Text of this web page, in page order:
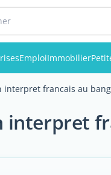
EmploiImmobilier
interpret francais au
interpret